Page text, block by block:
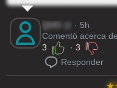
QVO
· 5h
Comentó acerca de
3
·3
Responder